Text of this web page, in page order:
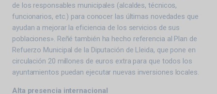
de los responsables municipales (alcaldes, técnicos,
funcionarios, etc.) para conocer las últimas novedades que
ayudan a mejorar la eficiencia de los servicios de sus
poblaciones». Reñé también ha hecho referencia al Plan de
Refuerzo Municipal de la Diputación de Lleida, que pone en
circulación 20 millones de euros extra para que todos los
ayuntamientos puedan ejecutar nuevas inversiones locales.
Alta presencia internacional